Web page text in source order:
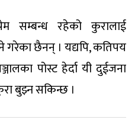
सम्बन्ध रहेको कुरालाई
गरेका छैनन् । यद्यपि, कतिपय
पोस्ट हेर्दा यी दुईजना
बुझ्न सकिन्छ ।